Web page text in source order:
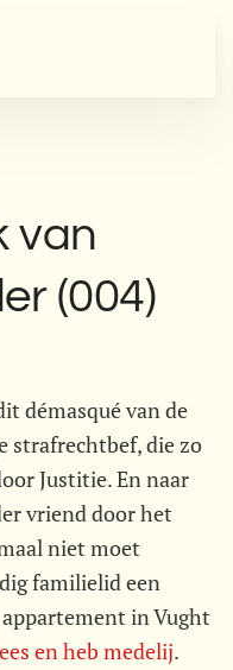
van
(004)
démasqué van de
strafrechtbef, die zo
Justitie. En naar
vriend door het
niet moet
familielid een
in Vught
en heb medelij.